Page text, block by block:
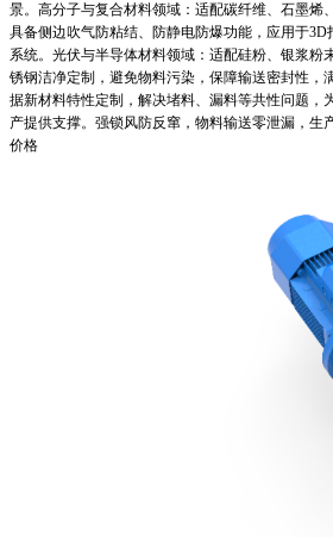
景。高分子与复合材料领域：适配碳纤维、石墨烯
具备侧边吹气防粘结、防静电防爆功能，应用于
系统。光伏与半导体材料领域：适配硅粉、银浆粉
锈钢洁净定制，避免物料污染，保障输送密封性，
据新材料特性定制，解决堵料、漏料等共性问题，
产提供支撑。强锁风防反窜，物料输送零泄漏，生
价格